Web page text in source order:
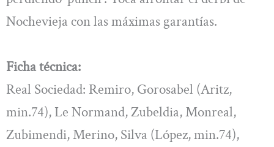
Nochevieja con las máximas garantías.
Ficha técnica:
Real Sociedad: Remiro, Gorosabel (Aritz,
min.74), Le Normand, Zubeldia, Monreal,
Zubimendi, Merino, Silva (López, min.74),